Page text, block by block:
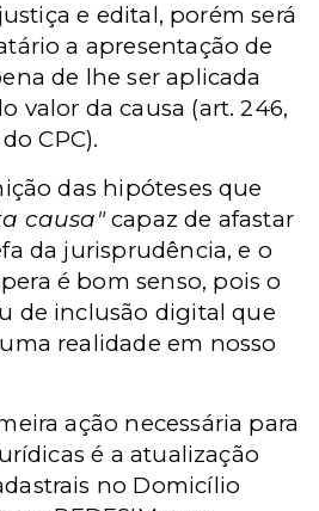
e edital, porém será
a apresentação de
de lhe ser aplicada
valor da causa (art. 246,
do CPC).
das hipóteses que
causa"capaz de afastar
da jurisprudência, e o
é bom senso, pois o
de inclusão digital que
realidade em nosso
ação necessária para
é a atualização
no Domicílio